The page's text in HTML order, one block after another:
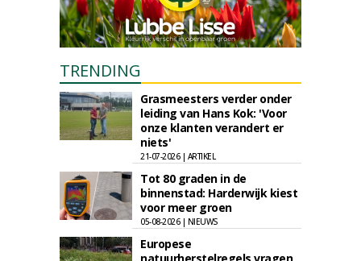
TRENDING
Grasmeesters verder onder
leiding van Hans Kok: 'Voor
onze klanten verandert er
niets'
21-07-2026 | ARTIKEL
Tot 80 graden in de
binnenstad: Harderwijk kiest
voor meer groen
05-08-2026 | NIEUWS
Europese